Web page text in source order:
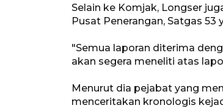
Selain ke Komjak, Longser
Pusat Penerangan, Satgas 53
"Semua laporan diterima
akan segera meneliti atas
Menurut dia pejabat yang
menceritakan kronologis